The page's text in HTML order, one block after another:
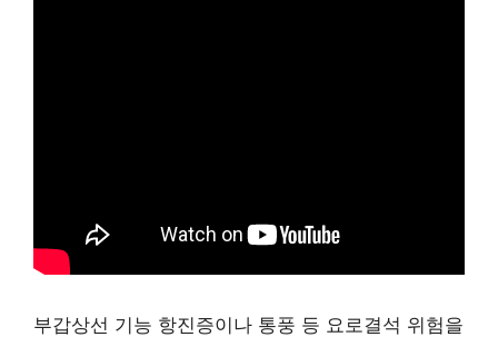
부갑상선 기능 항진증이나 통풍 등 요로결석 위험을